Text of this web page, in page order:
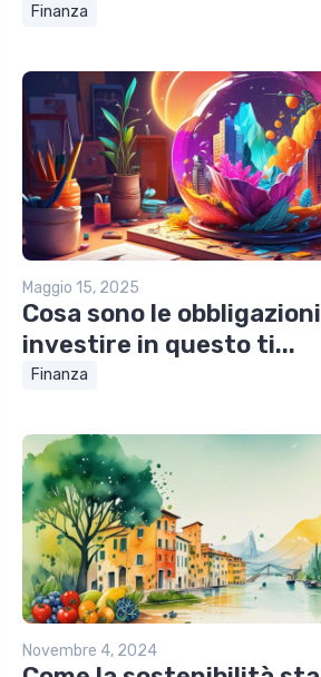
Finanza
Maggio 15, 2025
Cosa sono le
investire in questo ti...
Finanza
Novembre 4, 2024